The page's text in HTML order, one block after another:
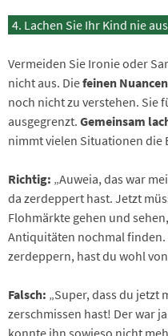
Lachen Sie Ihr Kind nie
Vermeiden Sie Ironie oder
nicht aus. Diefeinen
noch nicht zu verstehen. Sie
ausgegrenzt. Gemeinsam
nimmt vielen Situationen die
Richtig: „Auweia, das war
da zerdeppert hast. Jetzt
Flohmärkte gehen und
Antiquitäten nochmal finden.
zerdeppern, hast du wohl
Falsch: „Super, dass du jetzt
zerschmissen hast! Der war